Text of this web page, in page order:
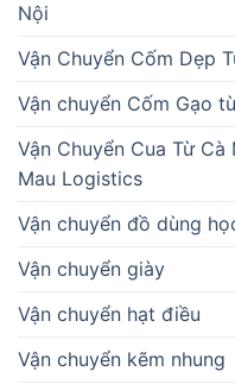
Nội
Vận Chuyển Cốm Dẹp
Vận chuyển Cốm Gạo
Vận Chuyển Cua Từ
Mau Logistics
Vận chuyển đồ dùng
Vận chuyển giày
Vận chuyển hạt điều
Vận chuyển kẽm nhung